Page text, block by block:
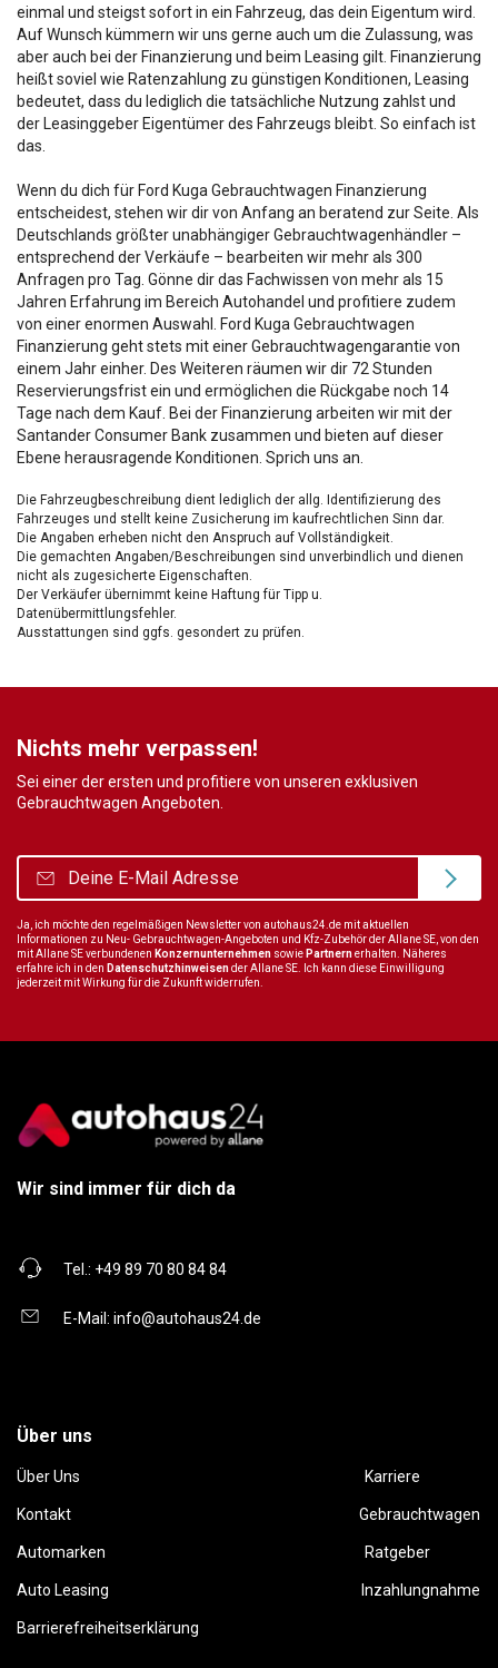
einmal und steigst sofort in ein Fahrzeug, das dein Eigentum wird.
Auf Wunsch kümmern wir uns gerne auch um die Zulassung, was
aber auch bei der Finanzierung und beim Leasing gilt. Finanzierung
heißt soviel wie Ratenzahlung zu günstigen Konditionen, Leasing
bedeutet, dass du lediglich die tatsächliche Nutzung zahlst und
der Leasinggeber Eigentümer des Fahrzeugs bleibt. So einfach ist
das.
Wenn du dich für Ford Kuga Gebrauchtwagen Finanzierung
entscheidest, stehen wir dir von Anfang an beratend zur Seite. Als
Deutschlands größter unabhängiger Gebrauchtwagenhändler –
entsprechend der Verkäufe – bearbeiten wir mehr als 300
Anfragen pro Tag. Gönne dir das Fachwissen von mehr als 15
Jahren Erfahrung im Bereich Autohandel und profitiere zudem
von einer enormen Auswahl. Ford Kuga Gebrauchtwagen
Finanzierung geht stets mit einer Gebrauchtwagengarantie von
einem Jahr einher. Des Weiteren räumen wir dir 72 Stunden
Reservierungsfrist ein und ermöglichen die Rückgabe noch 14
Tage nach dem Kauf. Bei der Finanzierung arbeiten wir mit der
Santander Consumer Bank zusammen und bieten auf dieser
Ebene herausragende Konditionen. Sprich uns an.
Die Fahrzeugbeschreibung dient lediglich der allg. Identifizierung des
Fahrzeuges und stellt keine Zusicherung im kaufrechtlichen Sinn dar.
Die Angaben erheben nicht den Anspruch auf Vollständigkeit.
Die gemachten Angaben/Beschreibungen sind unverbindlich und dienen
nicht als zugesicherte Eigenschaften.
Der Verkäufer übernimmt keine Haftung für Tipp u.
Datenübermittlungsfehler.
Ausstattungen sind ggfs. gesondert zu prüfen.
Nichts mehr verpassen!
Sei einer der ersten und profitiere von unseren exklusiven
Gebrauchtwagen Angeboten.
Ja, ich möchte den regelmäßigen Newsletter von autohaus24.de mit aktuellen
Informationen zu Neu- Gebrauchtwagen-Angeboten und Kfz-Zubehör der Allane SE, von den
mit Allane SE verbundenen Konzernunternehmen sowie Partnernerhalten. Näheres
erfahre ich in den Datenschutzhinweisender Allane SE. Ich kann diese Einwilligung
jederzeit mit Wirkung für die Zukunft widerrufen.
Wir sind immer für dich da
Tel.: +49 89 70 80 84 84
E-Mail: info@autohaus24.de
Über uns
Über Uns Karriere
Kontakt Gebrauchtwagen
Automarken Ratgeber
Auto Leasing Inzahlungnahme
Barrierefreiheitserklärung